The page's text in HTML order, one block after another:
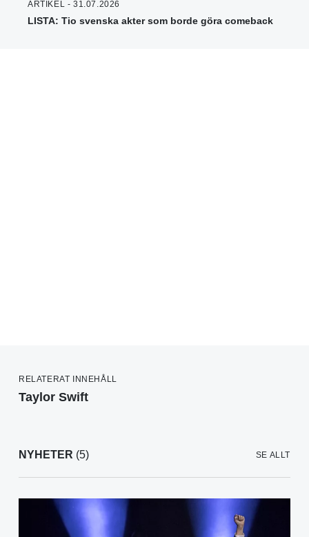
ARTIKEL - 31.07.2026
LISTA: Tio svenska akter som borde göra comeback
RELATERAT INNEHÅLL
Taylor Swift
NYHETER (5) SE ALLT